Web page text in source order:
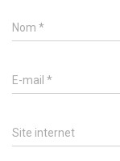
Nom *
E-mail *
Site internet